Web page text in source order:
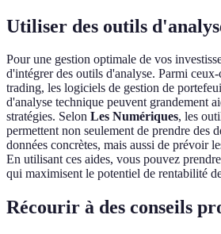
Utiliser des outils
Pour une gestion optimale de vos
d'intégrer des outils d'analyse. Parmi
trading, les logiciels de gestion de
d'analyse technique peuvent grandement
stratégies. Selon Les Numériques, les
permettent non seulement de prendre des
données concrètes, mais aussi de prévoir
En utilisant ces aides, vous pouvez
qui maximisent le potentiel de rentabilité
Récourir à des conseils